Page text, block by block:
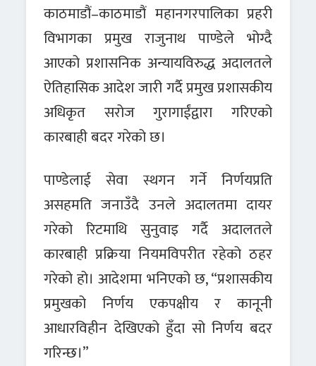
काठमाडौं–काठमाडौं महानगरपालिका प्रहरी
विभागका प्रमुख राजुनाथ पाण्डेले भोग्दै
आएको प्रशासनिक अन्यायविरुद्ध अदालतले
ऐतिहासिक आदेश जारी गर्दै प्रमुख प्रशासकीय
अधिकृत सरोज गुरागाईंद्वारा गरिएको
कारबाही बदर गरेको छ।
पाण्डेलाई सेवा स्थगन गर्ने निर्णयप्रति
असहमति जनाउँदै उनले अदालतमा दायर
गरेको रिटमाथि सुनुवाइ गर्दै अदालतले
कारबाही प्रक्रिया नियमविपरीत रहेको ठहर
गरेको हो। आदेशमा भनिएको छ, “प्रशासकीय
प्रमुखको निर्णय एकपक्षीय र कानूनी
आधारविहीन देखिएको हुँदा सो निर्णय बदर
गरिन्छ।”